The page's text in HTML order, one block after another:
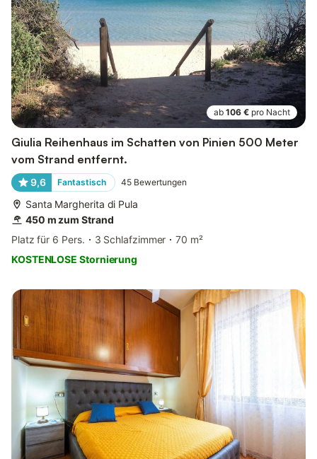
ab 106 € pro Nacht
Giulia Reihenhaus im Schatten von Pinien 500 Meter
vom Strand entfernt.
9,6 Fantastisch 45 Bewertungen
Santa Margherita di Pula
450 m zum Strand
Platz für 6 Pers.
3 Schlafzimmer
70 m²
KOSTENLOSE Stornierung